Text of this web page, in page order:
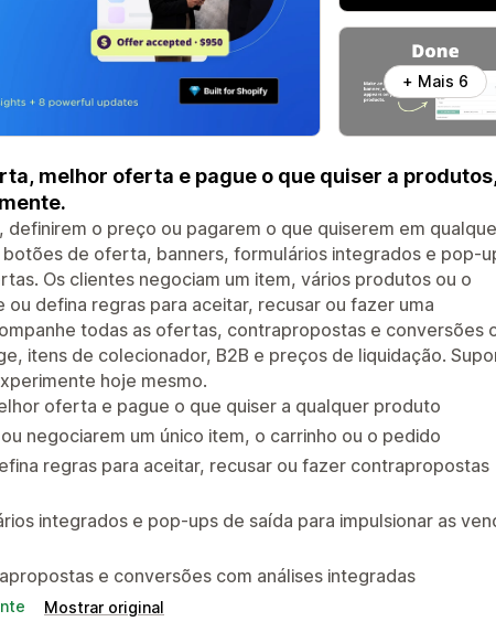
+ Mais 6
melhor oferta e pague o que quiser a
o preço ou pagarem o que quiserem em
de oferta, banners, formulários integrados e pop-
Os clientes negociam um item, vários produtos ou o
defina regras para aceitar, recusar ou fazer uma
todas as ofertas, contrapropostas e conversões
itens de colecionador, B2B e preços de liquidação.
hoje mesmo.
oferta e pague o que quiser a qualquer produto
negociarem um único item, o carrinho ou o pedido
regras para aceitar, recusar ou fazer contrapropostas
integrados e pop-ups de saída para impulsionar as
e conversões com análises integradas
Mostrar original